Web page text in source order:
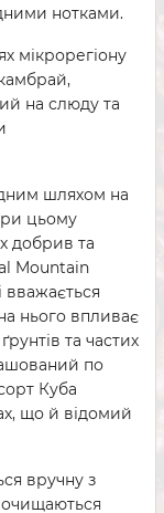
нотками.
мікрорегіону
на слюду та
шляхом на
цьому
добрив та
Mountain
вважається
нього впливає
та частих
по
Куба
що й відомий
вручну з
очищаються